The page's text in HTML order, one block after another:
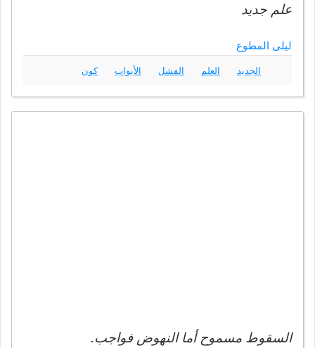
علم جديد
ليلى المطوع
الجديد العلم الفشل الأبواب كون
السقوط مسموح أما النهوض فواجب.